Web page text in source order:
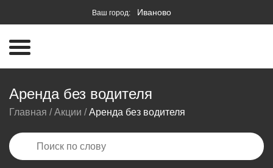
Ваш город: Иваново
Аренда без водителя
Главная /Акции /Аренда без водителя